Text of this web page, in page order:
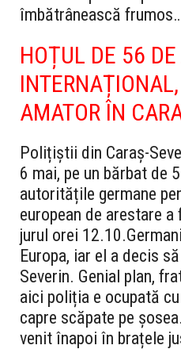
îmbătrânească
HOȚUL DE 56
AMATOR ÎN
Polițiștii din Caraș-
6 mai, pe un bărbat de
autoritățile germane
european de arestare
jurul orei 12.10.
Europa, iar el a decis
Severin. Genial plan,
aici poliția e ocupată
capre scăpate pe
venit înapoi în brațele